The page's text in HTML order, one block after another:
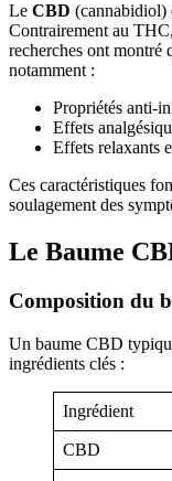
Le CBD (cannabidiol)
Contrairement au
recherches ont montré
notamment :
Propriétés anti-
Effets
Effets relaxants
Ces caractéristiques
soulagement des
Le Baume
Composition du
Un baume CBD
ingrédients clés :
Ingrédient
CBD